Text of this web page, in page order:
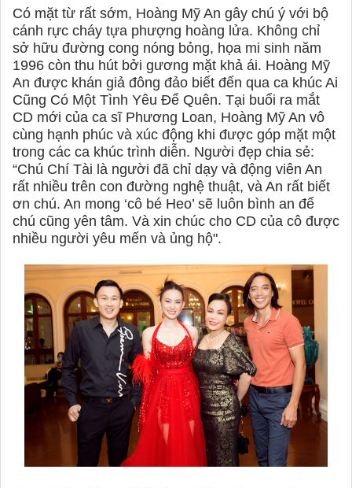
Có mặt từ rất sớm, Hoàng Mỹ An gây chú ý với bộ
cánh rực cháy tựa phượng hoàng lửa. Không chỉ
sở hữu đường cong nóng bỏng, họa mi sinh năm
1996 còn thu hút bởi gương mặt khả ái. Hoàng Mỹ
An được khán giả đông đảo biết đến qua ca khúc Ai
Cũng Có Một Tình Yêu Để Quên. Tại buổi ra mắt
CD mới của ca sĩ Phương Loan, Hoàng Mỹ An vô
cùng hạnh phúc và xúc động khi được góp mặt một
trong các ca khúc trình diễn. Người đẹp chia sẻ:
“Chú Chí Tài là người đã chỉ dạy và động viên An
rất nhiều trên con đường nghệ thuật, và An rất biết
ơn chú. An mong ‘cô bé Heo’ sẽ luôn bình an để
chú cũng yên tâm. Và xin chúc cho CD của cô được
nhiều người yêu mến và ủng hộ".